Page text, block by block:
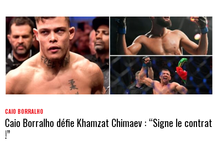
CAIO BORRALHO
Caio Borralho défie Khamzat Chimaev : “Signe le contrat
!”